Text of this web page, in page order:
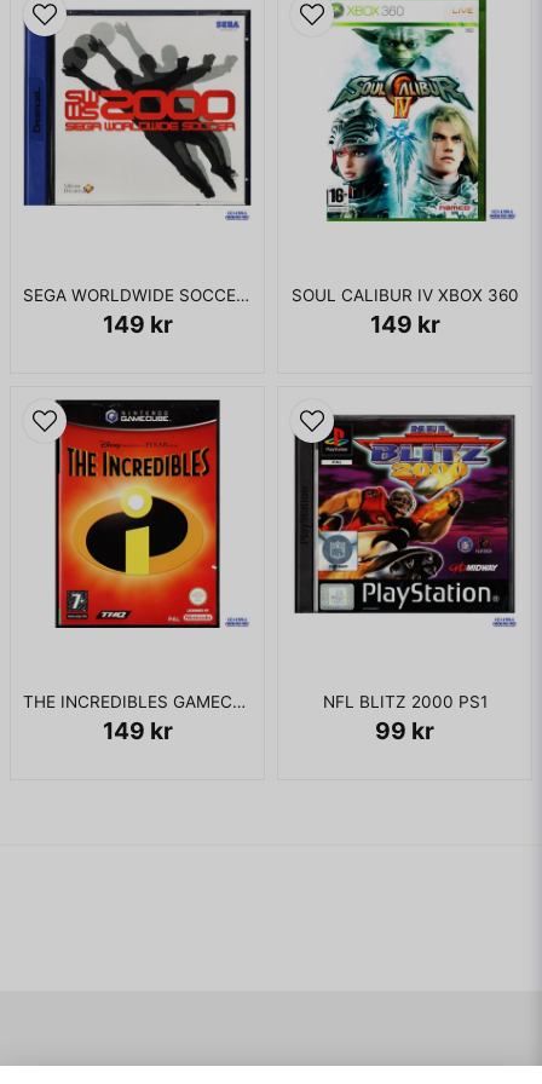
SEGA WORLDWIDE SOCCER 2000 DREAMCAST
149 kr
SOUL CALIBUR IV XBOX 360
149 kr
THE INCREDIBLES GAMECUBE
149 kr
NFL BLITZ 2000 PS1
99 kr